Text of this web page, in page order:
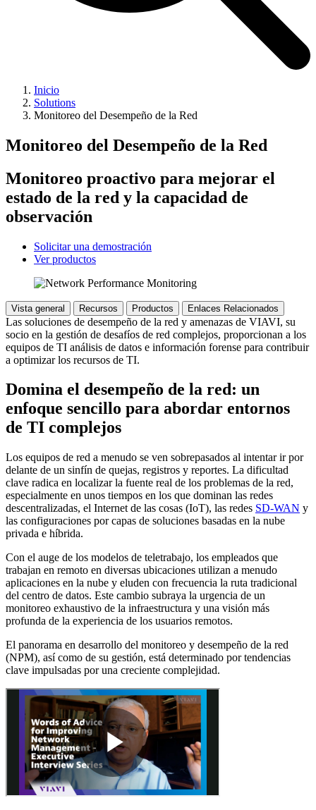
Inicio
Solutions
Monitoreo del Desempeño de la Red
Monitoreo del Desempeño de la Red
Monitoreo proactivo para mejorar el
estado de la red y la capacidad de
observación
Solicitar una demostración
Ver productos
Vista general Recursos Productos Enlaces Relacionados
Las soluciones de desempeño de la red y amenazas de VIAVI, su
socio en la gestión de desafíos de red complejos, proporcionan a los
equipos de TI análisis de datos e información forense para contribuir
a optimizar los recursos de TI.
Domina el desempeño de la red: un
enfoque sencillo para abordar entornos
de TI complejos
Los equipos de red a menudo se ven sobrepasados al intentar ir por
delante de un sinfín de quejas, registros y reportes. La dificultad
clave radica en localizar la fuente real de los problemas de la red,
especialmente en unos tiempos en los que dominan las redes
descentralizadas, el Internet de las cosas (IoT), las redes SD-WAN y
las configuraciones por capas de soluciones basadas en la nube
privada e híbrida.
Con el auge de los modelos de teletrabajo, los empleados que
trabajan en remoto en diversas ubicaciones utilizan a menudo
aplicaciones en la nube y eluden con frecuencia la ruta tradicional
del centro de datos. Este cambio subraya la urgencia de un
monitoreo exhaustivo de la infraestructura y una visión más
profunda de la experiencia de los usuarios remotos.
El panorama en desarrollo del monitoreo y desempeño de la red
(NPM), así como de su gestión, está determinado por tendencias
clave impulsadas por una creciente complejidad.